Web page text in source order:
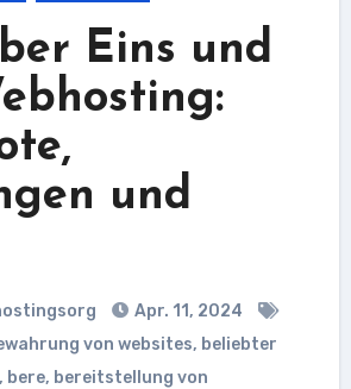
Eins und
und
Apr. 11, 2024
von websites, beliebter
bere, bereitstellung von